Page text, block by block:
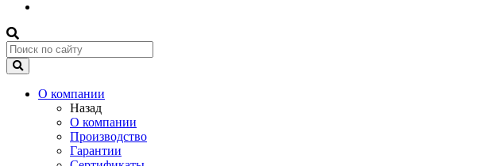
О компании
Назад
О компании
Производство
Гарантии